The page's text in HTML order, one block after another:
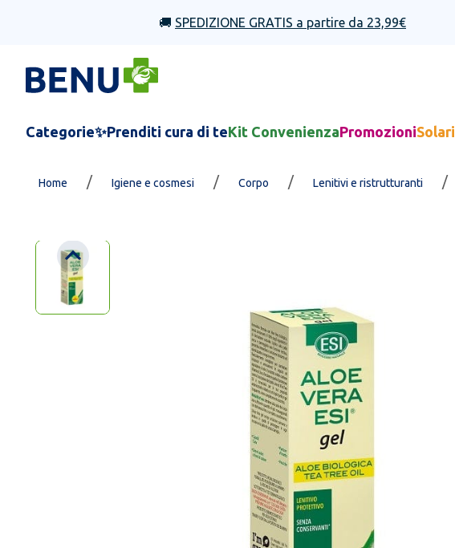
🚚 SPEDIZIONE GRATIS a partire da 23,99€
Categorie✨Prenditi cura di teKit ConvenienzaPromozioniSolari
Home / Igiene e cosmesi / Corpo / Lenitivi e ristrutturanti /